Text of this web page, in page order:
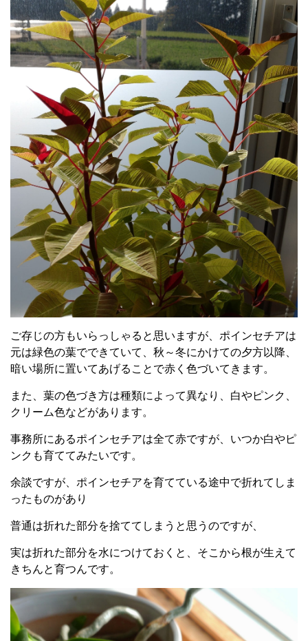
ご存じの方もいらっしゃると思いますが、ポインセチアは
元は緑色の葉でできていて、秋～冬にかけての夕方以降、
暗い場所に置いてあげることで赤く色づいてきます。
また、葉の色づき方は種類によって異なり、白やピンク、
クリーム色などがあります。
事務所にあるポインセチアは全て赤ですが、いつか白やピ
ンクも育ててみたいです。
余談ですが、ポインセチアを育てている途中で折れてしま
ったものがあり
普通は折れた部分を捨ててしまうと思うのですが、
実は折れた部分を水につけておくと、そこから根が生えて
きちんと育つんです。